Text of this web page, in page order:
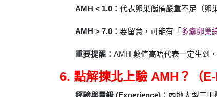
AMH < 1.0： 代表卵巢儲備嚴重不足（卵
AMH > 7.0： 要留意，可能有「 多囊卵巢
重要提醒： AMH 數值高唔代表一定生到
6. 點解揀北上驗 AMH？（E-
經驗與量級 (Experience)： 內地大型三甲